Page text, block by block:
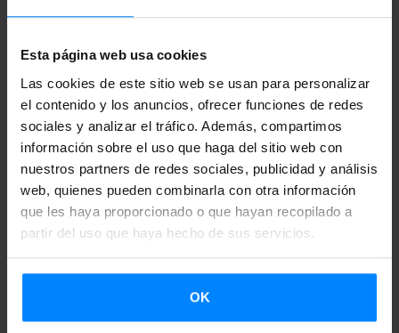
Esta página web usa cookies
Las cookies de este sitio web se usan para personalizar
el contenido y los anuncios, ofrecer funciones de redes
sociales y analizar el tráfico. Además, compartimos
información sobre el uso que haga del sitio web con
nuestros partners de redes sociales, publicidad y análisis
web, quienes pueden combinarla con otra información
que les haya proporcionado o que hayan recopilado a
partir del uso que haya hecho de sus servicios.
OK
enlace. Aquellos que presentaron su solicitud en 2015 no
Un jurado selecciona varios artistas de distintos estilos y
procedencias para que realicen actuaciones en salas
repartidas por toda la geografía española a lo largo de un
semestre del año. Gracias al convenio con el Instituto
Vasco Etxepare, que garantizala presencia de grupos
vascosIñaki Plaza, Señores, Cabezafuego y
Belako (seleccionado en Radio 3).